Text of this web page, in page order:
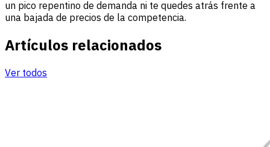
un pico repentino de demanda ni te quedes atrás frente a
una bajada de precios de la competencia.
Artículos relacionados
Ver todos